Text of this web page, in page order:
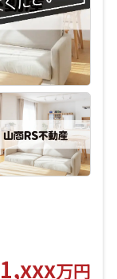
1,xxx万円